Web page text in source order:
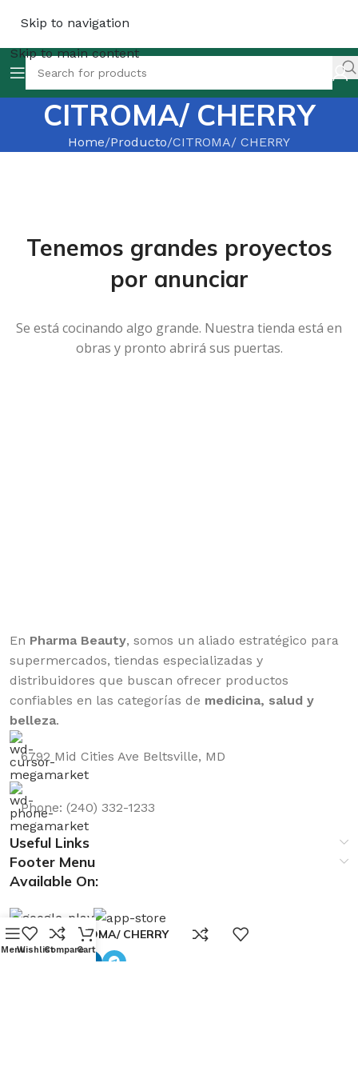
Skip to navigation
Skip to main content
CITROMA/ CHERRY
Home Producto CITROMA/ CHERRY
Tenemos grandes proyectos
por anunciar
Se está cocinando algo grande. Nuestra tienda está en
obras y pronto abrirá sus puertas.
En Pharma Beauty, somos un aliado estratégico para
supermercados, tiendas especializadas y
distribuidores que buscan ofrecer productos
confiables en las categorías de medicina, salud y
belleza.
6792 Mid Cities Ave Beltsville, MD
Phone: (240) 332-1233
Useful Links
Footer Menu
Available On:
Social Links:CITROMA/ CHERRY
MenuWishlistCompare
0
Cart